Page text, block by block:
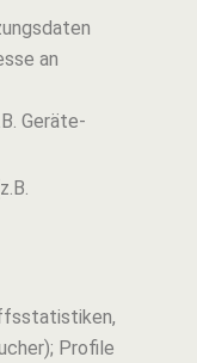
an
Geräte-
Profile